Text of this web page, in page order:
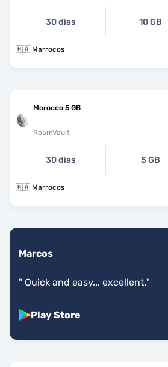
30 dias 10 GB
🇲🇦 Marrocos
Morocco 5 GB
RoamVault
30 dias 5 GB
🇲🇦 Marrocos
Marcos
" Quick and easy... excellent."
Play Store